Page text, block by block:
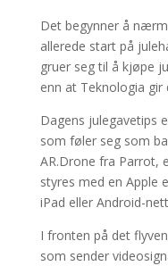
Det begynner å
allerede start på
gruer seg til å kjøpe
enn at Teknologia gir
Dagens julegavetips
som føler seg som
AR.Drone fra Parrot,
styres med en Apple
iPad eller Android-
I fronten på det
som sender